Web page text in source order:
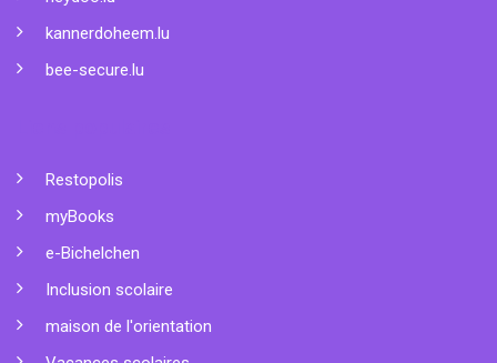
kannerdoheem.lu
bee-secure.lu
Restopolis
myBooks
e-Bichelchen
Inclusion scolaire
maison de l'orientation